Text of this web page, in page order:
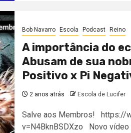
Bob Navarro Escola Podcast Reino
A importância do
Abusam de sua
Positivo x Pi
2 anos atrás Escola de Lucifer
Salve aos Membros! https://
v=N4BknBSDXzo Novo vídeo